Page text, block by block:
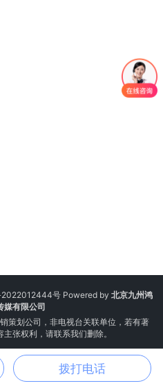
2022012444号 Powered by 北京九州鸿
媒有限公司
策划公司，非电视台关联单位，若有著
张权利，请联系我们删除。
微信 地图
拨打电话